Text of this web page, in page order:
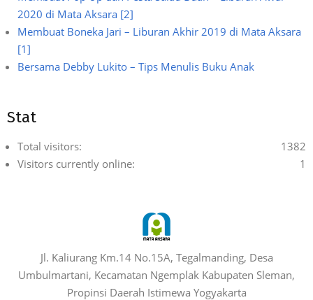
2020 di Mata Aksara [2]
Membuat Boneka Jari – Liburan Akhir 2019 di Mata Aksara
[1]
Bersama Debby Lukito – Tips Menulis Buku Anak
Stat
1382
Total visitors:
1
Visitors currently online:
Jl. Kaliurang Km.14 No.15A, Tegalmanding, Desa
Umbulmartani, Kecamatan Ngemplak Kabupaten Sleman,
Propinsi Daerah Istimewa Yogyakarta